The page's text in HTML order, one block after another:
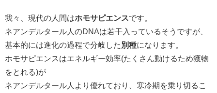
我々、現代の人間はホモサピエンスです。
ネアンデルタール人のDNAは若干入っているそうですが、
基本的には進化の過程で分岐した 別種になります。
ホモサピエンスはエネルギー効率(たくさん動けるため獲物
をとれる)が
ネアンデルタール人より優れており、寒冷期を乗り切るこ